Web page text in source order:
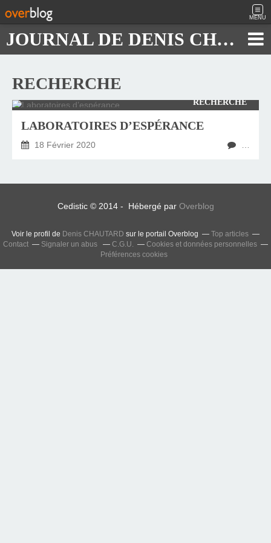
MENU
JOURNAL DE DENIS CHAUTARD
RECHERCHE
RECHERCHE
LABORATOIRES D’ESPÉRANCE
18 Février 2020
Cedistic © 2014 - Hébergé par Overblog
Voir le profil de Denis CHAUTARD sur le portail Overblog
Top articles
Contact
Signaler un abus C.G.U.
Cookies et données personnelles
Préférences cookies